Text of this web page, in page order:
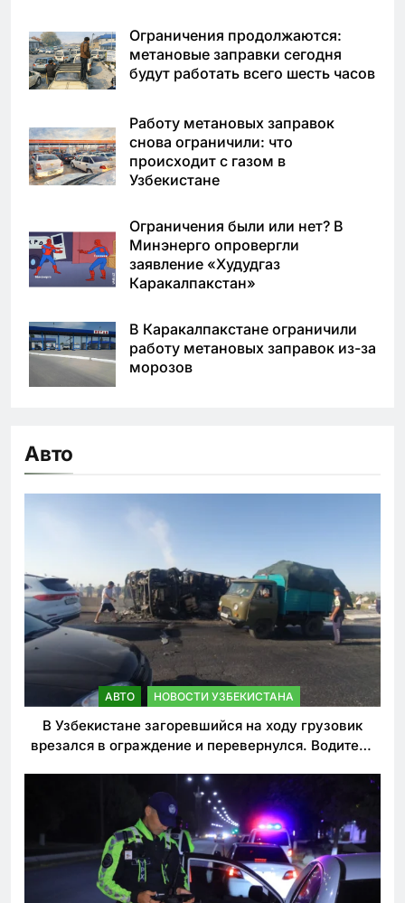
Ограничения продолжаются:
метановые заправки сегодня
будут работать всего шесть часов
Работу метановых заправок
снова ограничили: что
происходит с газом в
Узбекистане
Ограничения были или нет? В
Минэнерго опровергли
заявление «Худудгаз
Каракалпакстан»
В Каракалпакстане ограничили
работу метановых заправок из-за
морозов
Авто
АВТО НОВОСТИ УЗБЕКИСТАНА
В Узбекистане загоревшийся на ходу грузовик
врезался в ограждение и перевернулся. Водитель